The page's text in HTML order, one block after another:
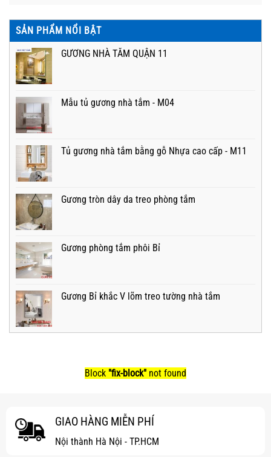
SẢN PHẨM NỔI BẬT
GƯƠNG NHÀ TẮM QUẬN 11
Mẫu tủ gương nhà tắm - M04
Tủ gương nhà tắm bằng gỗ Nhựa cao cấp - M11
Gương tròn dây da treo phòng tắm
Gương phòng tắm phôi Bỉ
Gương Bỉ khắc V lõm treo tường nhà tắm
Block "fix-block" not found
GIAO HÀNG MIỄN PHÍ
Nội thành Hà Nội - TP.HCM